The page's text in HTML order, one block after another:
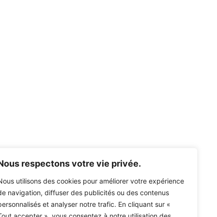
respectons votre vie privée.
utilisons des cookies pour améliorer votre expérience
navigation, diffuser des publicités ou des contenus
et analyser notre trafic. En cliquant sur «